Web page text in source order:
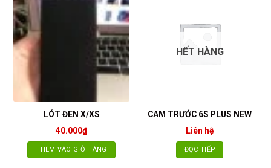
LÓT ĐEN X/XS
40.000₫
THÊM VÀO GIỎ HÀNG
HẾT HÀNG
CAM TRƯỚC 6S PLUS NEW
Liên hệ
ĐỌC TIẾP